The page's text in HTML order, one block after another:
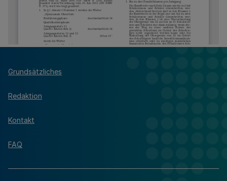
Grundsätzliches
Redaktion
Kontakt
FAQ